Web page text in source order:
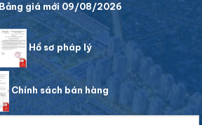
Bảng giá mới 09/08/2026
Hồ sơ pháp lý
Chính sách bán hàng